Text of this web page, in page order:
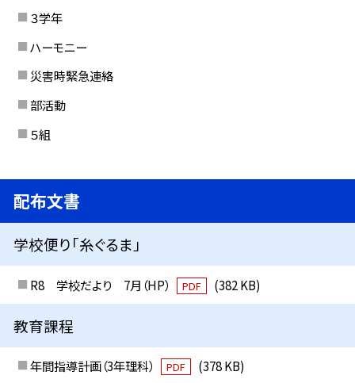
３学年
ハーモニー
災害時緊急連絡
部活動
５組
配布文書
学校便り「糸ぐるま」
R8 学校だより 7月（HP） PDF (382 KB)
教育課程
年間指導計画（3年理科） PDF
(378 KB)